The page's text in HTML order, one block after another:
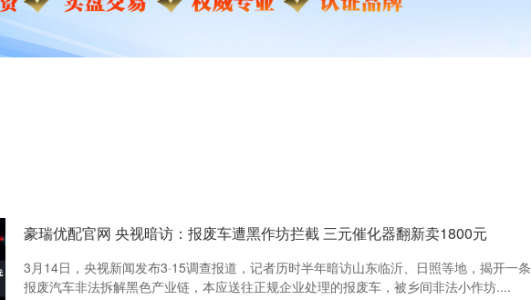
豪瑞优配官网 央视暗访：报废车遭黑作坊拦截 三元催化器翻新卖1800元
3月14日，央视新闻发布3·15调查报道，记者历时半年暗访山东临沂、日照等地，揭开一条
报废汽车非法拆解黑色产业链，本应送往正规企业处理的报废车，被乡间非法小作坊....